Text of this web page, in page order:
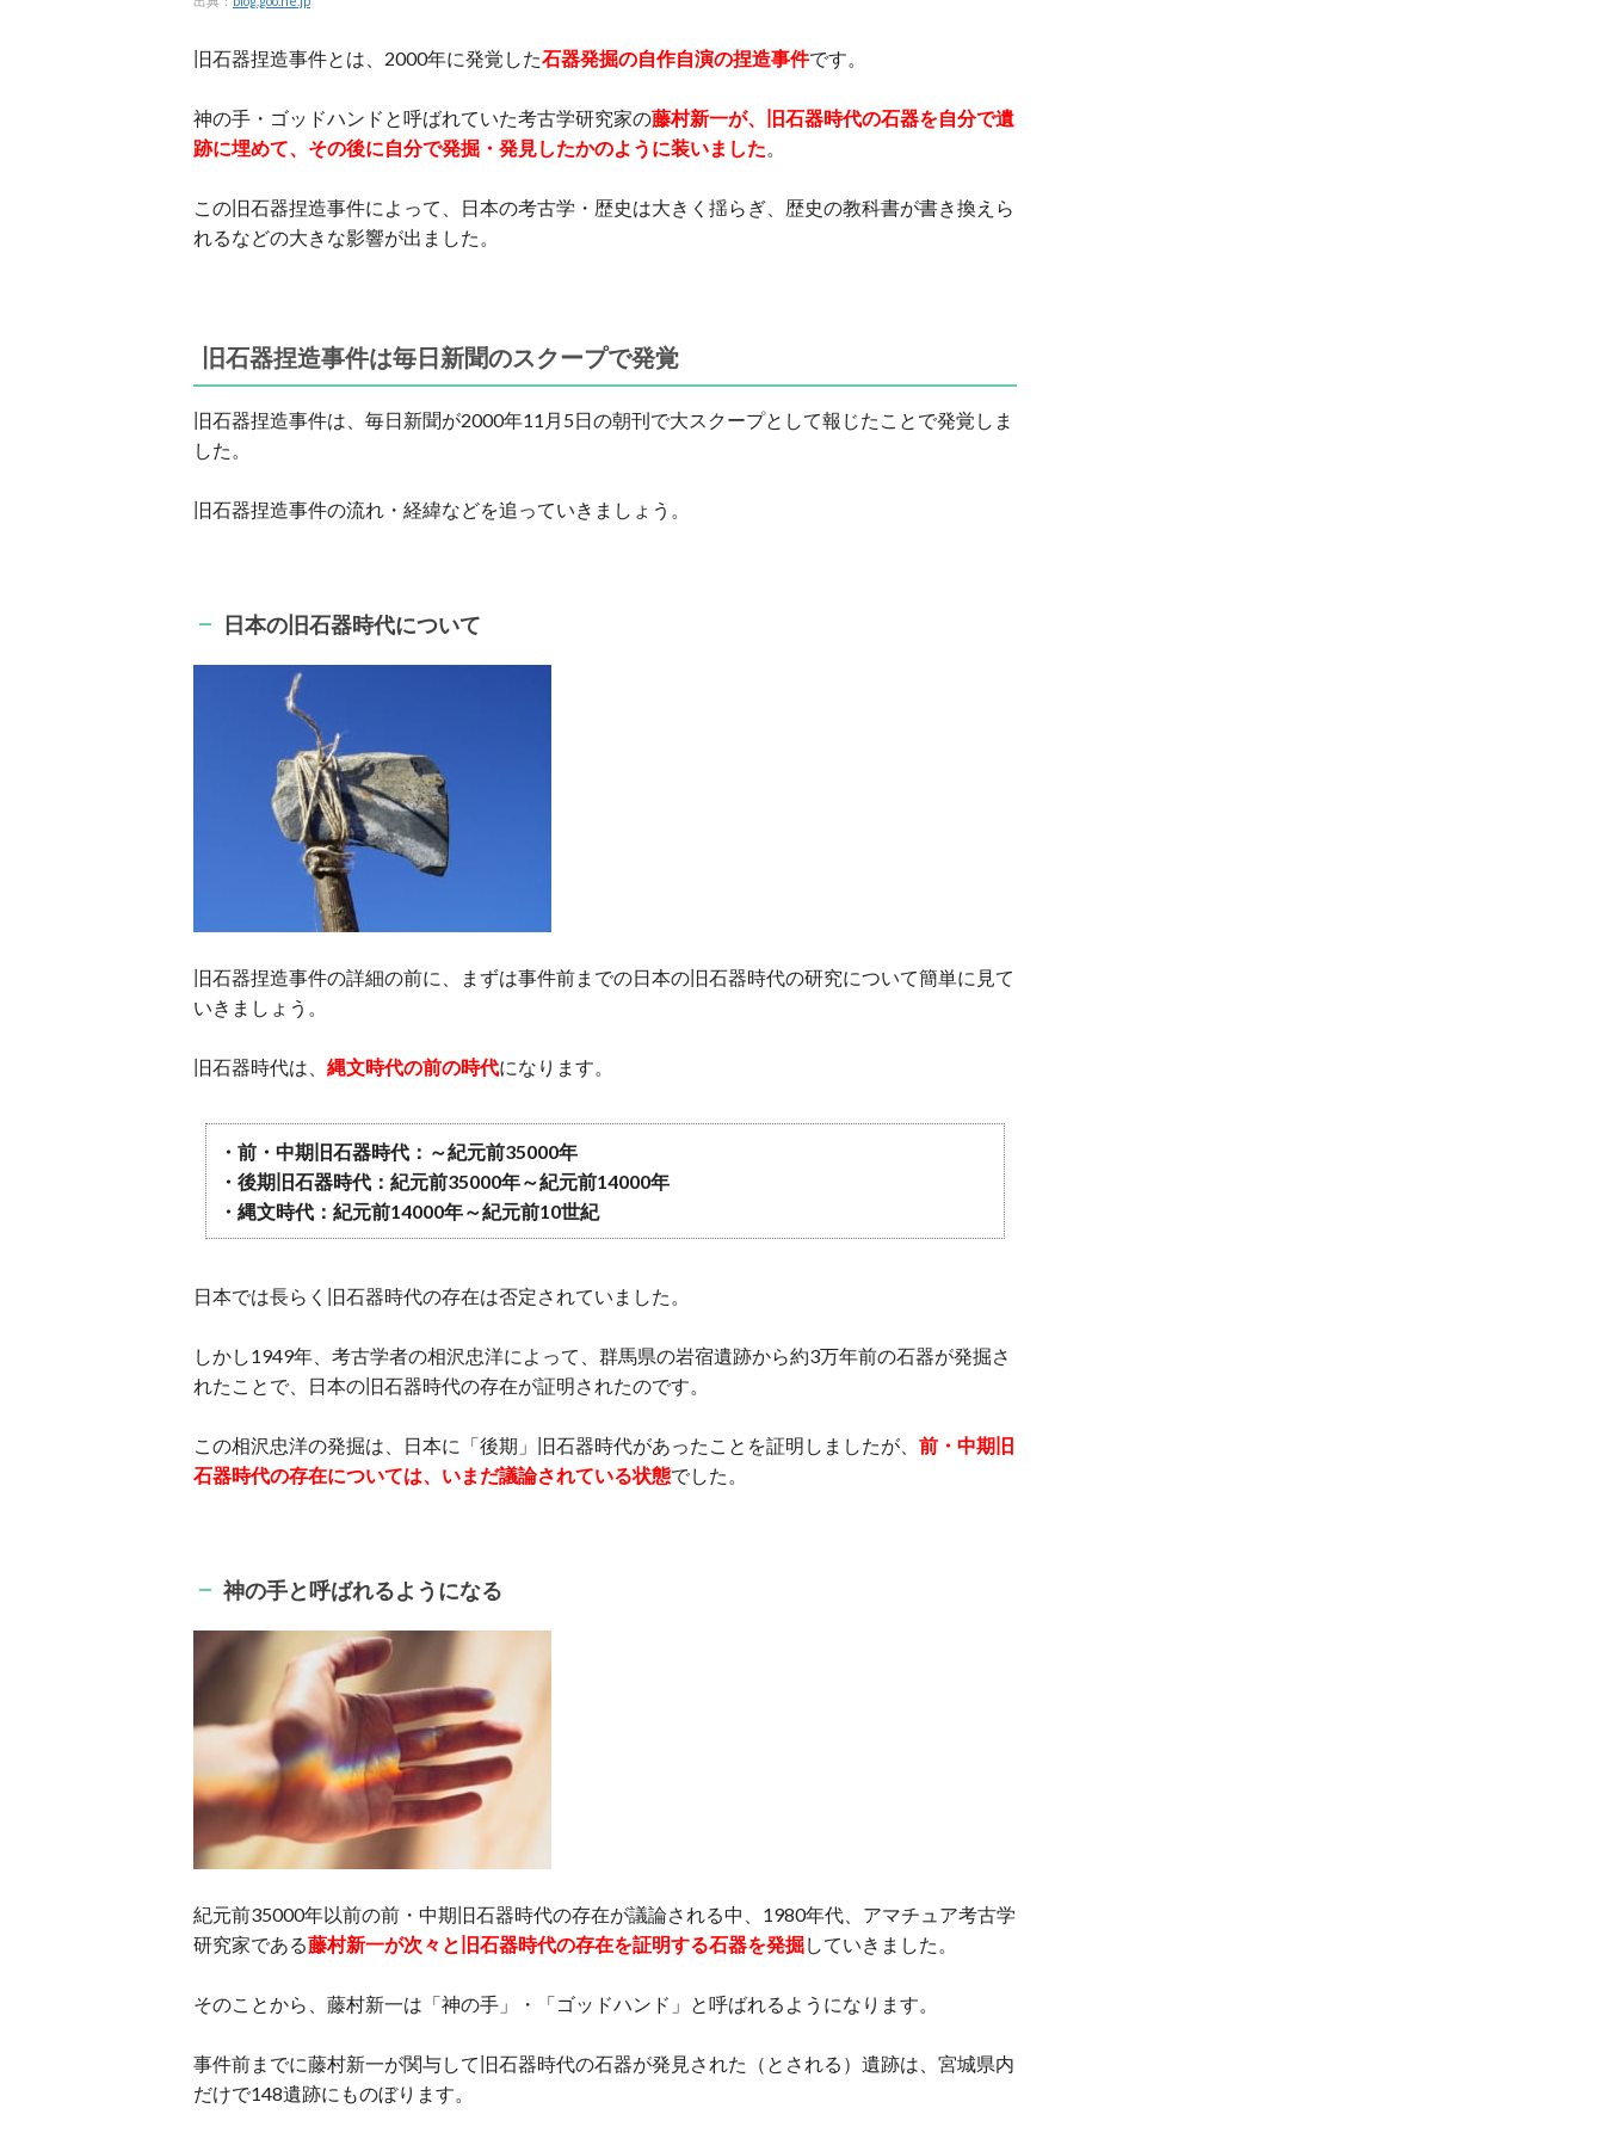
旧石器捏造事件とは、2000年に発覚した石器発掘の自作自演の捏造事件です。
神の手・ゴッドハンドと呼ばれていた考古学研究家の藤村新一が、旧石器時代の石器を自分で遺
跡に埋めて、その後に自分で発掘・発見したかのように装いました。
この旧石器捏造事件によって、日本の考古学・歴史は大きく揺らぎ、歴史の教科書が書き換えら
れるなどの大きな影響が出ました。
旧石器捏造事件は毎日新聞のスクープで発覚
旧石器捏造事件は、毎日新聞が2000年11月5日の朝刊で大スクープとして報じたことで発覚しま
した。
旧石器捏造事件の流れ・経緯などを追っていきましょう。
日本の旧石器時代について
旧石器捏造事件の詳細の前に、まずは事件前までの日本の旧石器時代の研究について簡単に見て
いきましょう。
旧石器時代は、 縄文時代の前の時代になります。
・前・中期旧石器時代：～紀元前35000年
・後期旧石器時代：紀元前35000年～紀元前14000年
・縄文時代：紀元前14000年～紀元前10世紀
日本では長らく旧石器時代の存在は否定されていました。
しかし1949年、考古学者の相沢忠洋によって、群馬県の岩宿遺跡から約3万年前の石器が発掘さ
れたことで、日本の旧石器時代の存在が証明されたのです。
この相沢忠洋の発掘は、日本に「後期」旧石器時代があったことを証明しましたが、 前・中期旧
石器時代の存在については、いまだ議論されている状態でした。
神の手と呼ばれるようになる
紀元前35000年以前の前・中期旧石器時代の存在が議論される中、1980年代、アマチュア考古学
研究家である藤村新一が次々と旧石器時代の存在を証明する石器を発掘していきました。
そのことから、藤村新一は「神の手」・「ゴッドハンド」と呼ばれるようになります。
事件前までに藤村新一が関与して旧石器時代の石器が発見された（とされる）遺跡は、宮城県内
だけで148遺跡にものぼります。